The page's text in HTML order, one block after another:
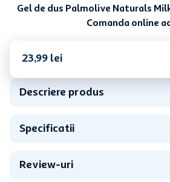
Gel de dus Palmolive Naturals
Comanda online
23,99 lei
Descriere produs
Specificatii
Review-uri